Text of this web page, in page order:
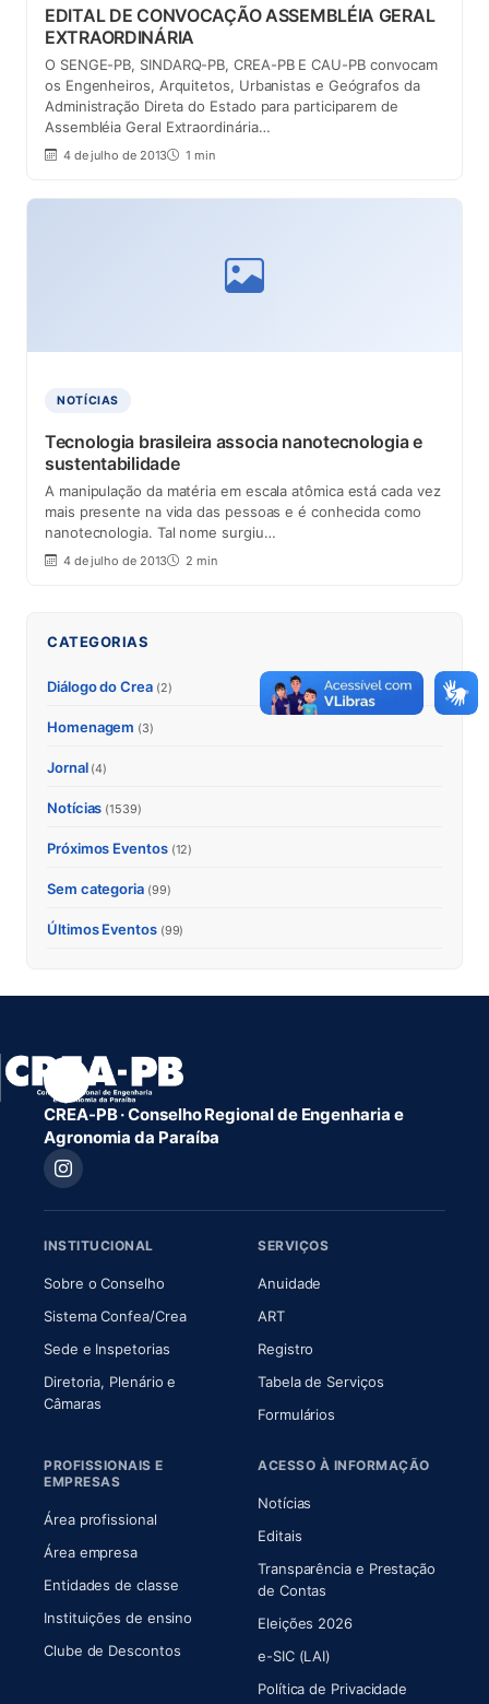
EDITAL DE CONVOCAÇÃO ASSEMBLÉIA GERAL
EXTRAORDINÁRIA
O SENGE-PB, SINDARQ-PB, CREA-PB E CAU-PB convocam
os Engenheiros, Arquitetos, Urbanistas e Geógrafos da
Administração Direta do Estado para participarem de
Assembléia Geral Extraordinária…
4 de julho de 2013 1 min
NOTÍCIAS
Tecnologia brasileira associa nanotecnologia e
sustentabilidade
A manipulação da matéria em escala atômica está cada vez
mais presente na vida das pessoas e é conhecida como
nanotecnologia. Tal nome surgiu…
4 de julho de 2013 2 min
CATEGORIAS
Diálogo do Crea (2)
Homenagem (3)
Jornal (4)
Notícias (1539)
Próximos Eventos (12)
Sem categoria (99)
Últimos Eventos (99)
CREA-PB · Conselho Regional de Engenharia e
Agronomia da Paraíba
INSTITUCIONAL
Sobre o Conselho(abre em nova aba)
Sistema Confea/Crea(abre em nova aba)
Sede e Inspetorias
Diretoria, Plenário e
Câmaras(abre em nova aba)
SERVIÇOS
Anuidade
ART(abre em nova aba)
Registro
Tabela de Serviços
Formulários
PROFISSIONAIS E
EMPRESAS
Área profissional
Área empresa
Entidades de classe
Instituições de ensino
Clube de Descontos
ACESSO À INFORMAÇÃO
Notícias
Editais
Transparência e Prestação
de Contas
Eleições 2026
e-SIC (LAI)
Política de Privacidade